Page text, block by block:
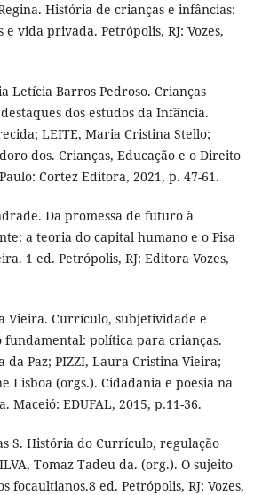
História de crianças e infâncias:
vida privada. Petrópolis, RJ: Vozes,
Letícia Barros Pedroso. Crianças
dos estudos da Infância.
LEITE, Maria Cristina Stello;
dos. Crianças, Educação e o Direito
Cortez Editora, 2021, p. 47-61.
Da promessa de futuro à
a teoria do capital humano e o Pisa
1 ed. Petrópolis, RJ: Editora Vozes,
Vieira. Currículo, subjetividade e
fundamental: política para crianças.
da Paz; PIZZI, Laura Cristina Vieira;
Lisboa (orgs.). Cidadania e poesia na
Maceió: EDUFAL, 2015, p.11-36.
S. História do Currículo, regulação
Tomaz Tadeu da. (org.). O sujeito
focaultianos.8 ed. Petrópolis, RJ: Vozes,